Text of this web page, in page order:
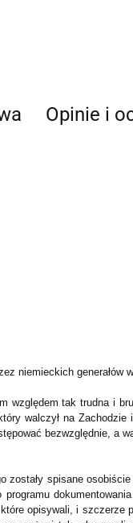
Opinie i
niemieckich generałów
względem tak trudna i
walczył na
bezwzględnie, a
spisane
opisywali, i szczerze